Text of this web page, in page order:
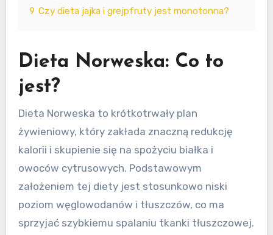
9 Czy dieta jajka i grejpfruty jest monotonna?
Dieta Norweska: Co to
jest?
Dieta Norweska to krótkotrwały plan
żywieniowy, który zakłada znaczną redukcję
kalorii i skupienie się na spożyciu białka i
owoców cytrusowych. Podstawowym
założeniem tej diety jest stosunkowo niski
poziom węglowodanów i tłuszczów, co ma
sprzyjać szybkiemu spalaniu tkanki tłuszczowej.